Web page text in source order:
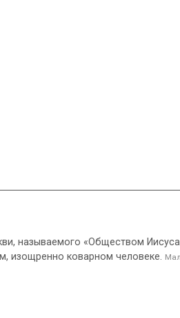
называемого «Обществом
изощренно коварном человеке.